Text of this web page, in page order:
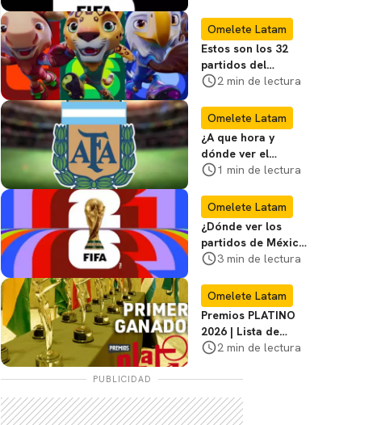
Mundial 26?
Omelete Latam
Estos son los 32
partidos del
Mundial que van por
México
2 min de lectura
Omelete Latam
¿A que hora y
dónde ver el
Argentina vs
decimos
1 min de lectura
Omelete Latam
¿Dónde ver los
partidos de México
en el Mundial 2026
3 min de lectura
Omelete Latam
Premios PLATINO
2026 | Lista de
primeros ganadores
2 min de lectura
PUBLICIDAD